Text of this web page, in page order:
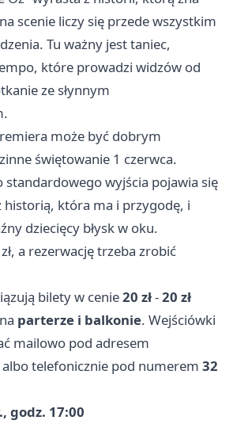
scenie liczy się przede wszystkim
Tu ważny jest taniec,
które prowadzi widzów od
ze słynnym
może być dobrym
świętowanie 1 czerwca.
standardowego wyjścia pojawia się
historią, która ma i przygodę, i
dziecięcy błysk w oku.
a rezerwację trzeba zrobić
bilety w cenie20 zł-20 zł
parterze i balkonie. Wejściówki
mailowo pod adresem
albo telefonicznie pod numerem 32
godz. 17:00